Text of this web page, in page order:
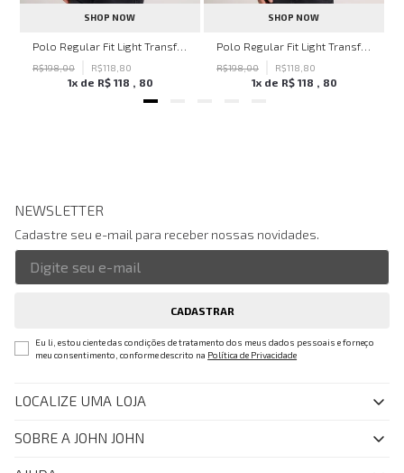
SHOP NOW
Polo Regular Fit Light Transfer Verde Escuro John John Masculina
R$198,00 R$118 80
1x de R$ 118 , 80
SHOP NOW
Polo Regular Fit Light Transfer Bege Médio John John Masculina
R$198,00 R$118 80
1x de R$ 118 , 80
NEWSLETTER
Cadastre seu e-mail para receber nossas novidades.
CADASTRAR
Eu li, estou ciente das condições de tratamento dos meus dados pessoais e forneço
meu consentimento, conforme descrito na Política de Privacidade
LOCALIZE UMA LOJA
SOBRE A JOHN JOHN
Quem Somos